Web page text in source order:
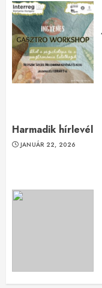
Harmadik hírlevél
JANUÁR 22, 2026